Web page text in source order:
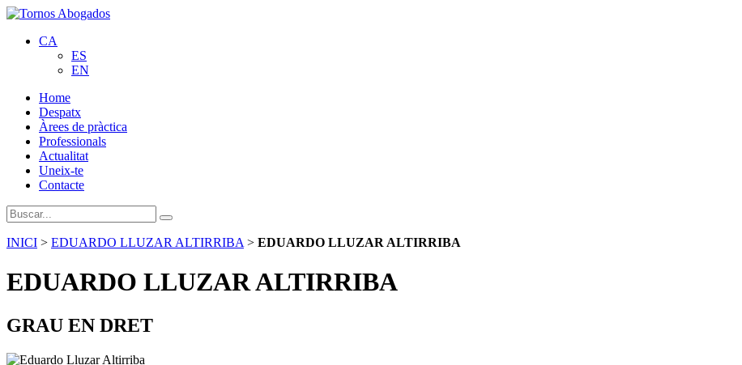
CA
ES
EN
Home
Despatx
Àrees de pràctica
Professionals
Actualitat
Uneix-te
Contacte
INICI > EDUARDO LLUZAR ALTIRRIBA > EDUARDO LLUZAR ALTIRRIBA
EDUARDO LLUZAR ALTIRRIBA
GRAU EN DRET